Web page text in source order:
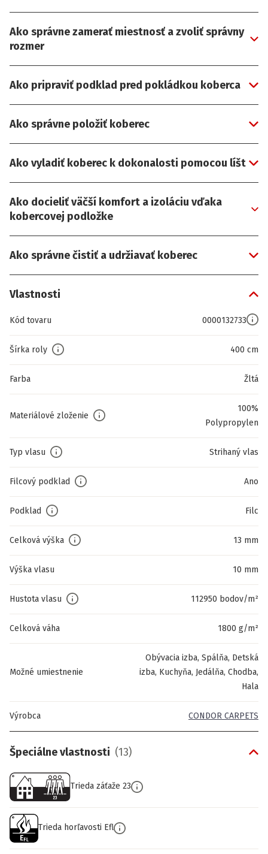
Ako správne zamerať miestnosť a zvoliť správny
rozmer
Ako pripraviť podklad pred pokládkou koberca
Ako správne položiť koberec
Ako vyladiť koberec k dokonalosti pomocou líšt
Ako docieliť väčší komfort a izoláciu vďaka
kobercovej podložke
Ako správne čistiť a udržiavať koberec
Vlastnosti
Kód tovaru 0000132733
Šírka roly 400 cm
Farba Žltá
Materiálové zloženie
100%
Polypropylen
Typ vlasu Strihaný vlas
Filcový podklad Ano
Podklad Filc
Celková výška 13 mm
Výška vlasu 10 mm
Hustota vlasu 112950 bodov/m²
Celková váha 1800 g/m²
Možné umiestnenie
Obývacia izba, Spálňa, Detská
izba, Kuchyňa, Jedálňa, Chodba,
Hala
Výrobca CONDOR CARPETS
Špeciálne vlastnosti (13)
Trieda záťaže 23
Trieda horľavosti Efl